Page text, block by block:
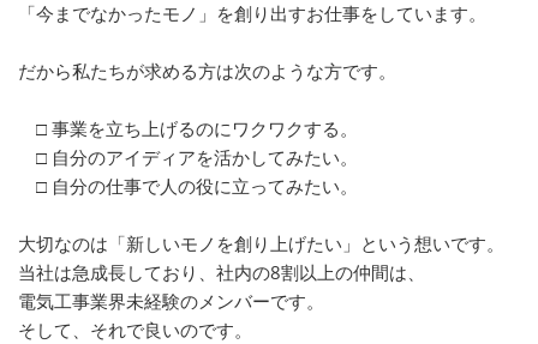
「今までなかったモノ」を創り出すお仕事をしています。
だから私たちが求める方は次のような方です。
□ 事業を立ち上げるのにワクワクする。
□ 自分のアイディアを活かしてみたい。
□ 自分の仕事で人の役に立ってみたい。
大切なのは「新しいモノを創り上げたい」という想いです。
当社は急成長しており、社内の8割以上の仲間は、
電気工事業界未経験のメンバーです。
そして、それで良いのです。